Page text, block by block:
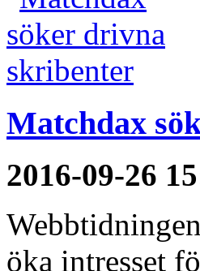
Matchdax
2016-09-26
öka intresset